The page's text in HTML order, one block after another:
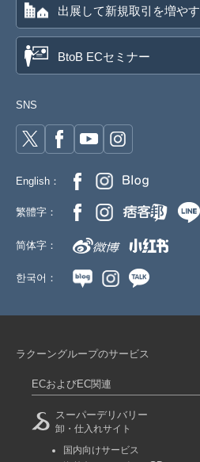
出展して新規取引を増やす
BtoB ECセミナー
SNS
English：
繁體字：
简体字：
한국어：
ラクーングループのサービス
ECおよびEC関連
スーパーデリバリー
卸・仕入れサイト
国内向けサービス